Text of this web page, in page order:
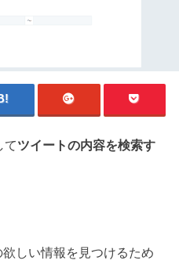
てツイートの内容を検索す
しい情報を見つけるため